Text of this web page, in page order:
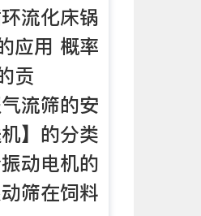
流化床锅
应用 概率
贡
流筛的安
】的分类
动电机的
筛在饲料